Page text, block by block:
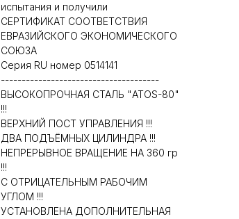
испытания и получили
СЕРТИФИКАТ СООТВЕТСТВИЯ
ЕВРАЗИЙСКОГО ЭКОНОМИЧЕСКОГО
СОЮЗА
Серия RU номер 0514141
--------------------------------------
ВЫСОКОПРОЧНАЯ СТАЛЬ "ATOS-80"
!!!
ВЕРХНИЙ ПОСТ УПРАВЛЕНИЯ !!!
ДВА ПОДЪЁМНЫХ ЦИЛИНДРА !!!
НЕПРЕРЫВНОЕ ВРАЩЕНИЕ НА 360 гр
!!!
С ОТРИЦАТЕЛЬНЫМ РАБОЧИМ
УГЛОМ !!!
УСТАНОВЛЕНА ДОПОЛНИТЕЛЬНАЯ